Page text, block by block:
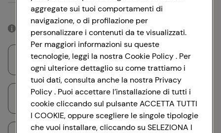
Oppure
Accedendo con il tuo account social, rimarrai connesso per 12 ore.
Accedi con Google
aggregate sui tuoi comportamenti di
navigazione, o di profilazione per
personalizzare i contenuti da te visualizzati.
Per maggiori informazioni su queste
tecnologie, leggi la nostra Cookie Policy . Per
ogni ulteriore dettaglio su come trattiamo i
tuoi dati, consulta anche la nostra Privacy
Policy . Puoi accettare l’installazione di tutti i
cookie cliccando sul pulsante ACCETTA TUTTI
I COOKIE, oppure scegliere le singole tipologie
che vuoi installare, cliccando su SELEZIONA I